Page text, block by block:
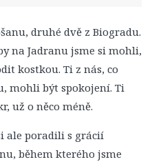
druhé dvě z Biogradu.
na Jadranu jsme si mohli,
kostkou. Ti z nás, co
mohli být spokojení. Ti
už o něco méně.
ale poradili s grácií
během kterého jsme